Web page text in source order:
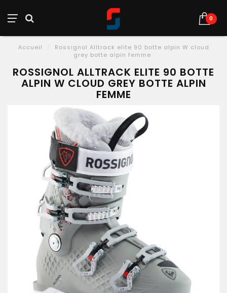
0
Accueil
Rossignol Alltrack elite 90 botte alpin W cloud
grey botte alpin femme
ROSSIGNOL ALLTRACK ELITE 90 BOTTE
ALPIN W CLOUD GREY BOTTE ALPIN
FEMME